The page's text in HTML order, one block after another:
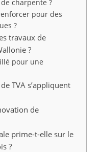
charpente ?
pour des
?
travaux de
?
pour une
TVA s’appliquent
de
prime-t-elle sur le
?